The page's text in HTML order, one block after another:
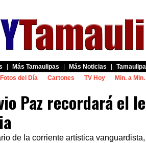
Más Tamaulipas Más Noticias
Fotos del Día Cartones TV Hoy Min. a Min.
Paz recordará el
de la corriente artística vanguardista,